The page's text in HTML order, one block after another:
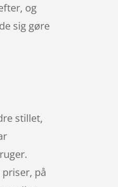
og
sig gøre
stillet,
på